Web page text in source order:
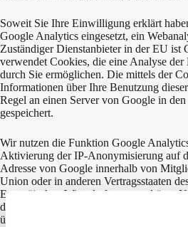
Soweit Sie Ihre Einwilligung erklärt
Google Analytics eingesetzt, ein
Zuständiger Dienstanbieter in der EU ist
verwendet Cookies, die eine Analyse der
durch Sie ermöglichen. Die mittels der
Informationen über Ihre Benutzung
Regel an einen Server von Google in
gespeichert.
Wir nutzen die Funktion Google
Aktivierung der IP-Anonymisierung auf
Adresse von Google innerhalb von
Union oder in anderen Vertragsstaaten
Europäischen Wirtschaftsraum gekürzt.
die volle IP-Adresse an einen Server
übertragen und dort gekürzt. Die im